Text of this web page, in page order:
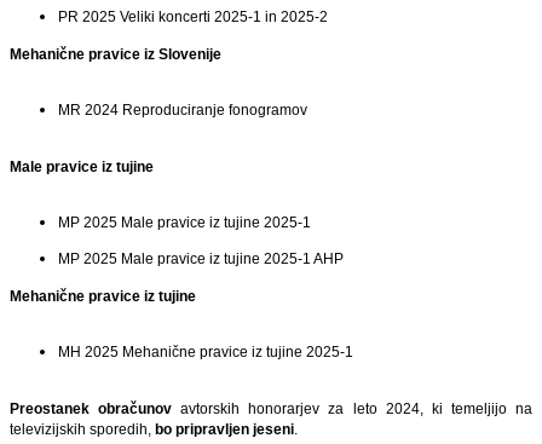
PR 2025 Veliki koncerti 2025-1 in 2025-2
Mehanične pravice iz Slovenije
MR 2024 Reproduciranje fonogramov
Male pravice iz tujine
MP 2025 Male pravice iz tujine 2025-1
MP 2025 Male pravice iz tujine 2025-1 AHP
Mehanične pravice iz tujine
MH 2025 Mehanične pravice iz tujine 2025-1
Preostanek obračunov avtorskih honorarjev za leto 2024, ki temeljijo na
televizijskih sporedih, bo pripravljen jeseni.